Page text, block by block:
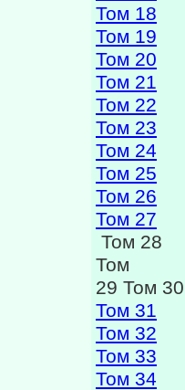
Том 18
Том 19
Том 20
Том 21
Том 22
Том 23
Том 24
Том 25
Том 26
Том 27
Том 28
Том
29 Том 30
Том 31
Том 32
Том 33
Том 34